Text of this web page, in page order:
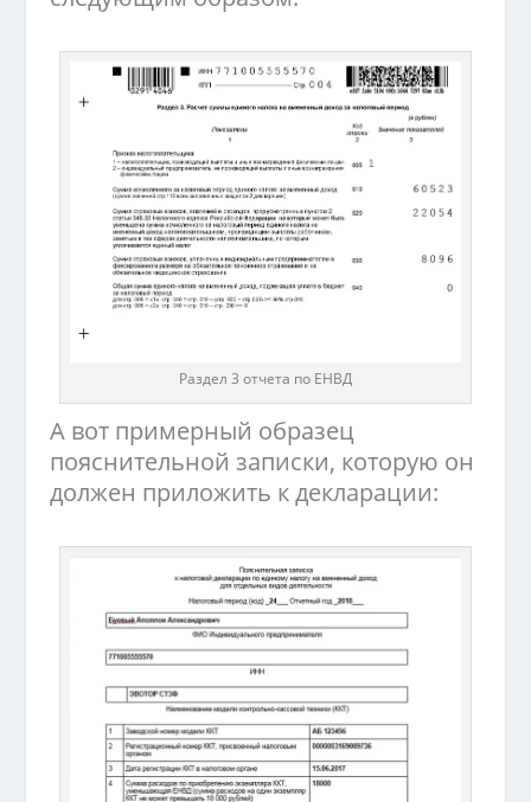
Раздел 3 отчета по ЕНВД
А вот примерный образец
пояснительной записки, которую он
должен приложить к декларации: